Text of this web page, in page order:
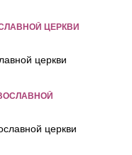
ЦЕРКВИ